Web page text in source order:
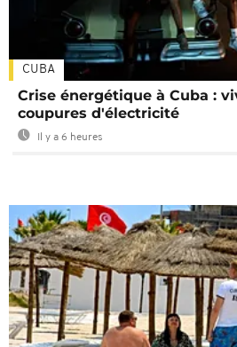
CUBA
Crise énergétique à Cuba :
coupures d'électricité
Il y a 6 heures